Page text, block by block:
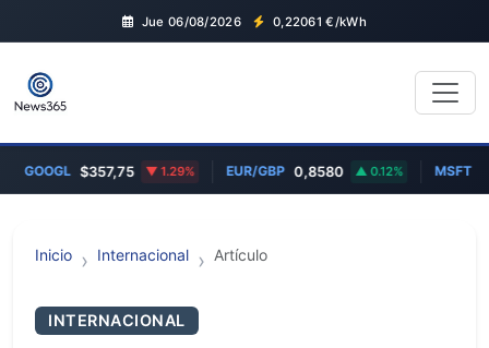
Jue 06/08/2026 0,22061 €/kWh
GOOGL $357,75 1.29% EUR/GBP 0,8580 0.12% MSFT
Inicio Internacional Artículo
INTERNACIONAL